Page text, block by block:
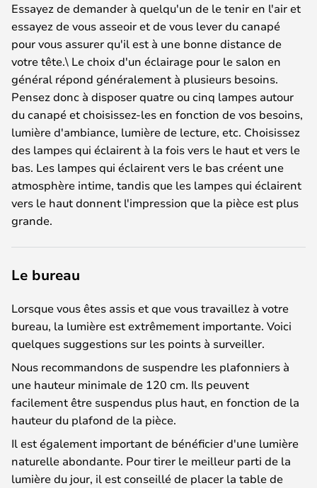
Essayez de demander à quelqu'un de le tenir en l'air et
essayez de vous asseoir et de vous lever du canapé
pour vous assurer qu'il est à une bonne distance de
votre tête.\ Le choix d'un éclairage pour le salon en
général répond généralement à plusieurs besoins.
Pensez donc à disposer quatre ou cinq lampes autour
du canapé et choisissez-les en fonction de vos besoins,
lumière d'ambiance, lumière de lecture, etc. Choisissez
des lampes qui éclairent à la fois vers le haut et vers le
bas. Les lampes qui éclairent vers le bas créent une
atmosphère intime, tandis que les lampes qui éclairent
vers le haut donnent l'impression que la pièce est plus
grande.
Le bureau
Lorsque vous êtes assis et que vous travaillez à votre
bureau, la lumière est extrêmement importante. Voici
quelques suggestions sur les points à surveiller.
Nous recommandons de suspendre les plafonniers à
une hauteur minimale de 120 cm. Ils peuvent
facilement être suspendus plus haut, en fonction de la
hauteur du plafond de la pièce.
Il est également important de bénéficier d'une lumière
naturelle abondante. Pour tirer le meilleur parti de la
lumière du jour, il est conseillé de placer la table de